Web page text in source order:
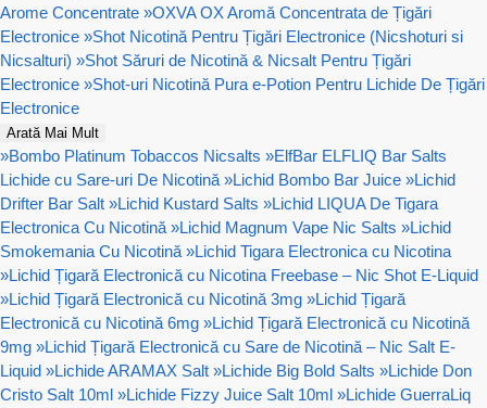
Arome Concentrate »OXVA OX Aromă Concentrata de Țigări
Electronice »Shot Nicotină Pentru Țigări Electronice (Nicshoturi si
Nicsalturi) »Shot Săruri de Nicotină & Nicsalt Pentru Țigări
Electronice »Shot-uri Nicotină Pura e-Potion Pentru Lichide De Țigări
Electronice
Arată Mai Mult
»Bombo Platinum Tobaccos Nicsalts »ElfBar ELFLIQ Bar Salts
Lichide cu Sare-uri De Nicotină »Lichid Bombo Bar Juice »Lichid
Drifter Bar Salt »Lichid Kustard Salts »Lichid LIQUA De Tigara
Electronica Cu Nicotină »Lichid Magnum Vape Nic Salts »Lichid
Smokemania Cu Nicotină »Lichid Tigara Electronica cu Nicotina
»Lichid Țigară Electronică cu Nicotina Freebase – Nic Shot E-Liquid
»Lichid Țigară Electronică cu Nicotină 3mg »Lichid Țigară
Electronică cu Nicotină 6mg »Lichid Țigară Electronică cu Nicotină
9mg »Lichid Țigară Electronică cu Sare de Nicotină – Nic Salt E-
Liquid »Lichide ARAMAX Salt »Lichide Big Bold Salts »Lichide Don
Cristo Salt 10ml »Lichide Fizzy Juice Salt 10ml »Lichide GuerraLiq